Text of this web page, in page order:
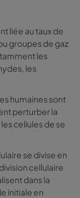
liée au taux de
groupes de gaz
les
les
humaines sont
perturber la
cellules de se
se divise en
cellulaire
dans la
initiale en